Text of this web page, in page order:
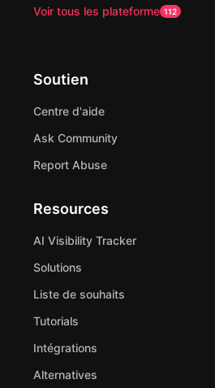
Voir tous les plateforme 112
Soutien
Centre d'aide
Ask Community
Report Abuse
Resources
AI Visibility Tracker
Solutions
Liste de souhaits
Tutorials
Intégrations
Alternatives